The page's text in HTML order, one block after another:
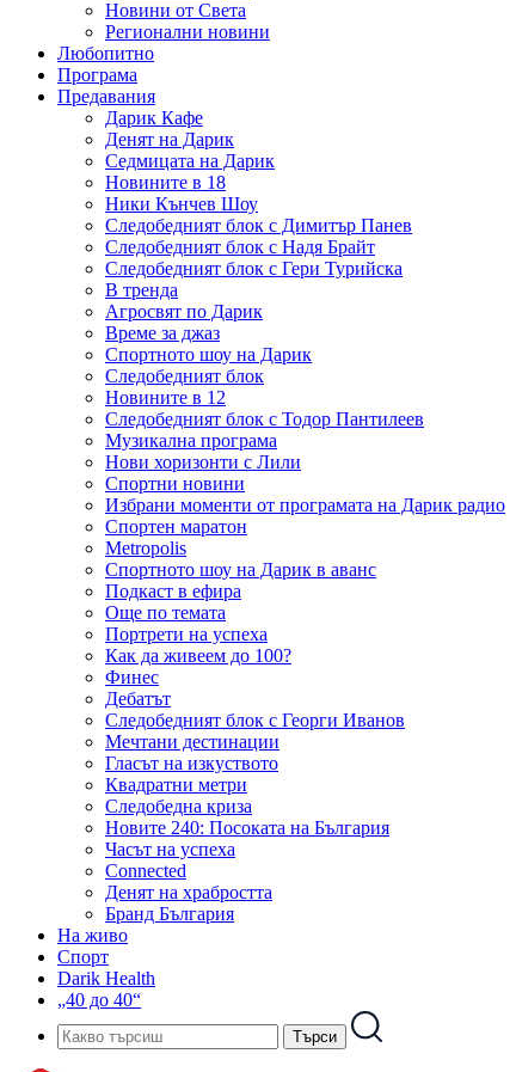
Новини от Света
Регионални новини
Любопитно
Програма
Предавания
Дарик Кафе
Денят на Дарик
Седмицата на Дарик
Новините в 18
Ники Кънчев Шоу
Следобедният блок с Димитър Панев
Следобедният блок с Надя Брайт
Следобедният блок с Гери Турийска
В тренда
Агросвят по Дарик
Време за джаз
Спортното шоу на Дарик
Следобедният блок
Новините в 12
Следобедният блок с Тодор Пантилеев
Музикална програма
Нови хоризонти с Лили
Спортни новини
Избрани моменти от програмата на Дарик радио
Спортен маратон
Metropolis
Спортното шоу на Дарик в аванс
Подкаст в ефира
Още по темата
Портрети на успеха
Как да живеем до 100?
Финес
Дебатът
Следобедният блок с Георги Иванов
Мечтани дестинации
Гласът на изкуството
Квадратни метри
Следобедна криза
Новите 240: Посоката на България
Часът на успеха
Connected
Денят на храбростта
Бранд България
На живо
Спорт
Darik Health
„40 до 40“